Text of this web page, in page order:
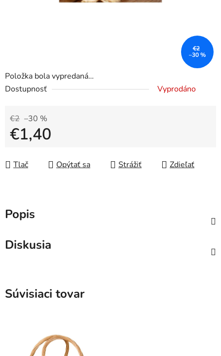
Položka bola vypredaná…
Dostupnosť
Vyprodáno
€2 –30 %
€1,40
Tlač
Opýtať sa Strážiť Zdieľať
€2
–30 %
Popis
Diskusia
Súvisiaci tovar